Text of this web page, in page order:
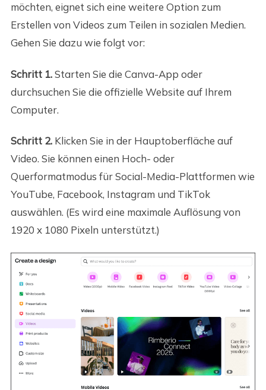
möchten, eignet sich eine weitere Option zum
Erstellen von Videos zum Teilen in sozialen Medien.
Gehen Sie dazu wie folgt vor:
Schritt 1.Starten Sie die Canva-App oder
durchsuchen Sie die offizielle Website auf Ihrem
Computer.
Schritt 2.Klicken Sie in der Hauptoberfläche auf
Video. Sie können einen Hoch- oder
Querformatmodus für Social-Media-Plattformen wie
YouTube, Facebook, Instagram und TikTok
auswählen. (Es wird eine maximale Auflösung von
1920 x 1080 Pixeln unterstützt.)